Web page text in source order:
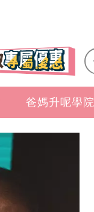
爸媽升呢學院